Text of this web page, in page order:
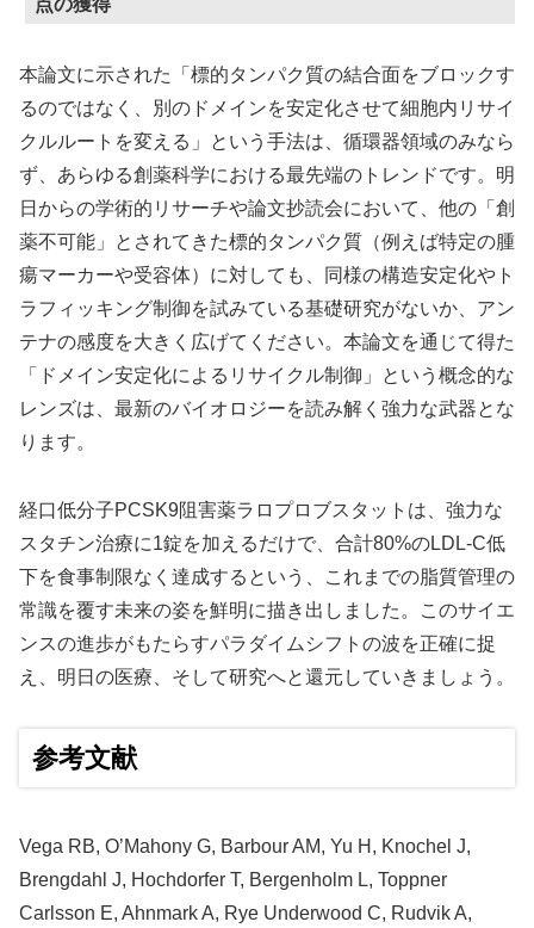
点の獲得
本論文に示された「標的タンパク質の結合面をブロックす
るのではなく、別のドメインを安定化させて細胞内リサイ
クルルートを変える」という手法は、循環器領域のみなら
ず、あらゆる創薬科学における最先端のトレンドです。明
日からの学術的リサーチや論文抄読会において、他の「創
薬不可能」とされてきた標的タンパク質（例えば特定の腫
瘍マーカーや受容体）に対しても、同様の構造安定化やト
ラフィッキング制御を試みている基礎研究がないか、アン
テナの感度を大きく広げてください。本論文を通じて得た
「ドメイン安定化によるリサイクル制御」という概念的な
レンズは、最新のバイオロジーを読み解く強力な武器とな
ります。
経口低分子PCSK9阻害薬ラロプロブスタットは、強力な
スタチン治療に1錠を加えるだけで、合計80%のLDL-C低
下を食事制限なく達成するという、これまでの脂質管理の
常識を覆す未来の姿を鮮明に描き出しました。このサイエ
ンスの進歩がもたらすパラダイムシフトの波を正確に捉
え、明日の医療、そして研究へと還元していきましょう。
参考文献
Vega RB, O’Mahony G, Barbour AM, Yu H, Knochel J,
Brengdahl J, Hochdorfer T, Bergenholm L, Toppner
Carlsson E, Ahnmark A, Rye Underwood C, Rudvik A,